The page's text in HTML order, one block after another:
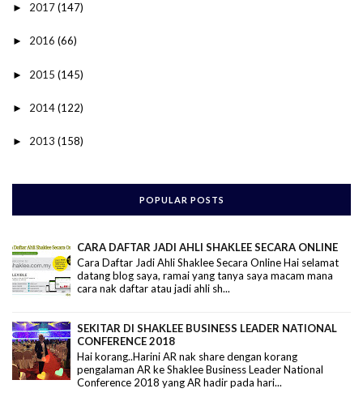
► 2017(147)
► 2016 (66)
► 2015 (145)
► 2014(122)
► 2013 (158)
POPULAR POSTS
CARA DAFTAR JADI AHLI SHAKLEE SECARA ONLINE
Cara Daftar Jadi Ahli Shaklee Secara Online Hai selamat
datang blog saya, ramai yang tanya saya macam mana
cara nak daftar atau jadi ahli sh...
SEKITAR DI SHAKLEE BUSINESS LEADER NATIONAL
CONFERENCE 2018
Hai korang..Harini AR nak share dengan korang
pengalaman AR ke Shaklee Business Leader National
Conference 2018 yang AR hadir pada hari...